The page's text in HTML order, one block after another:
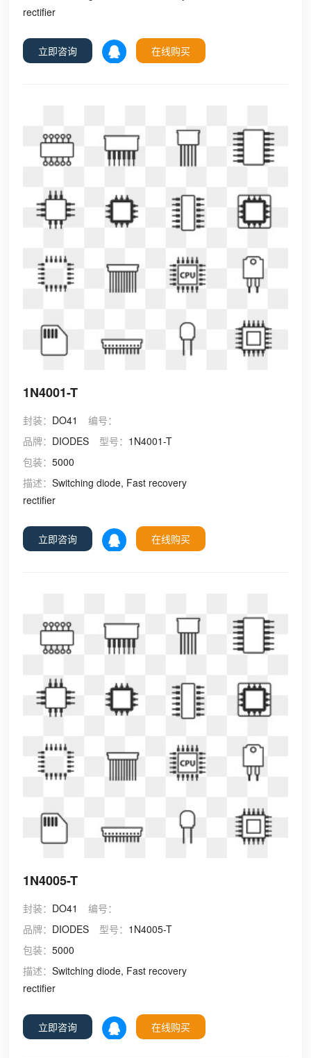
rectifier
立即咨询 在线购买
1N4001-T
封装： DO41
编号：
品牌： DIODES 型号： 1N4001-T
包装：5000
描述：Switching diode, Fast recovery
rectifier
立即咨询 在线购买
1N4005-T
封装： DO41
编号：
品牌： DIODES 型号： 1N4005-T
包装：5000
描述：Switching diode, Fast recovery
rectifier
立即咨询 在线购买